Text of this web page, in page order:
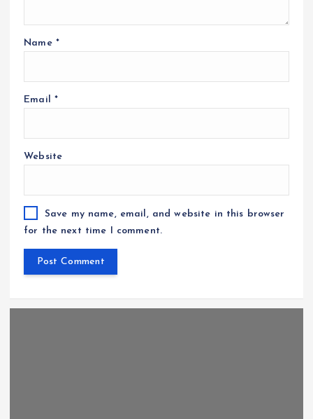
Name *
Email *
Website
Save my name, email, and website in this browser
for the next time I comment.